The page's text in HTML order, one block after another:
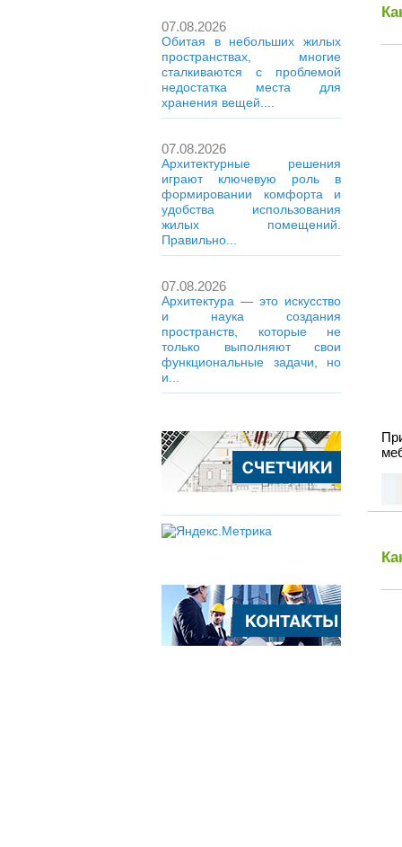
07.08.2026
Обитая в небольших жилых
пространствах, многие
сталкиваются с проблемой
недостатка места для
хранения вещей....
07.08.2026
Архитектурные решения
играют ключевую роль в
формировании комфорта и
удобства использования
жилых помещений.
Правильно...
07.08.2026
Архитектура — это искусство
и наука создания
пространств, которые не
только выполняют свои
функциональные задачи, но
и...